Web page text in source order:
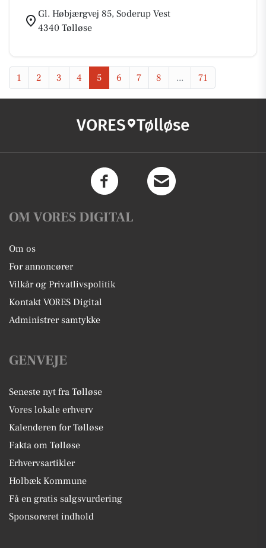
Gl. Høbjærgvej 85, Soderup Vest
4340 Tølløse
1 2 3 4 5 6 7 8 ... 71
VORES Tølløse
OM VORES DIGITAL
Om os
For annoncører
Vilkår og Privatlivspolitik
Kontakt VORES Digital
Administrer samtykke
GENVEJE
Seneste nyt fra Tølløse
Vores lokale erhverv
Kalenderen for Tølløse
Fakta om Tølløse
Erhvervsartikler
Holbæk Kommune
Få en gratis salgsvurdering
Sponsoreret indhold